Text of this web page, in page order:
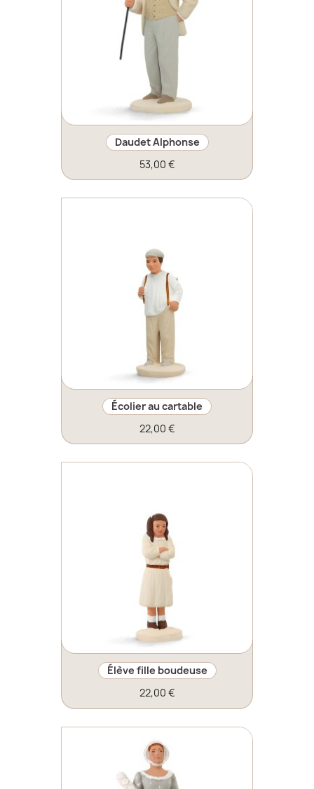
Daudet Alphonse
53,00 €
Écolier au cartable
22,00 €
Élève fille boudeuse
22,00 €